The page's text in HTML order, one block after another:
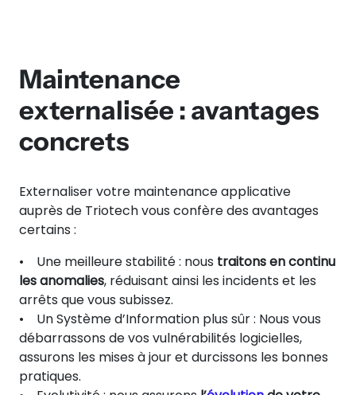
Maintenance
externalisée : avantages
concrets
Externaliser votre maintenance applicative
auprès de Triotech vous confère des avantages
certains :
• Une meilleure stabilité : nous traitons en continu
les anomalies, réduisant ainsi les incidents et les
arrêts que vous subissez.
• Un Système d’Information plus sûr : Nous vous
débarrassons de vos vulnérabilités logicielles,
assurons les mises à jour et durcissons les bonnes
pratiques.